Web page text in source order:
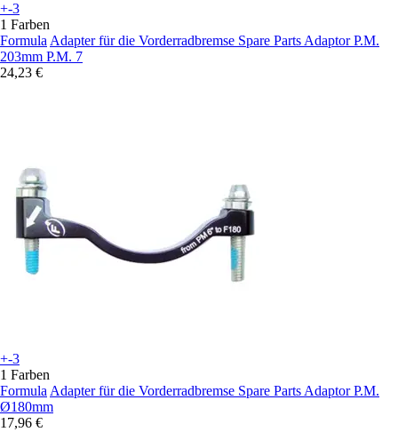
+-3
1 Farben
Formula Adapter für die Vorderradbremse Spare Parts Adaptor P.M.
203mm P.M. 7
24,23 €
+-3
1 Farben
Formula Adapter für die Vorderradbremse Spare Parts Adaptor P.M.
Ø180mm
17,96 €